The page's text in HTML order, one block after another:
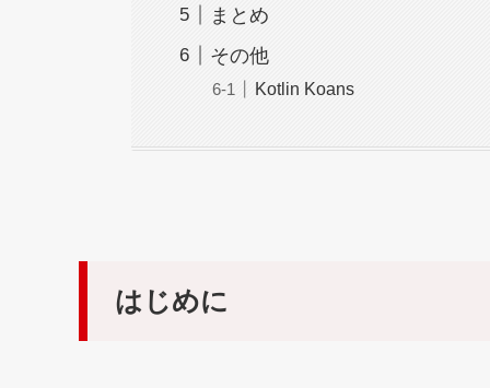
まとめ
その他
Kotlin Koans
はじめに